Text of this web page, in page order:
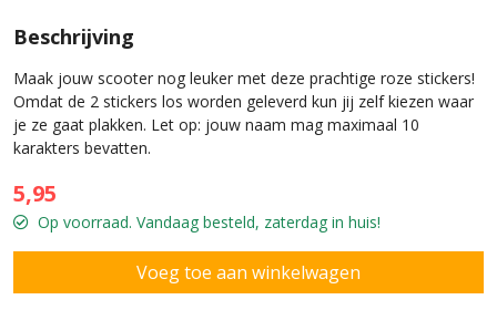
Beschrijving
Maak jouw scooter nog leuker met deze prachtige roze stickers!
Omdat de 2 stickers los worden geleverd kun jij zelf kiezen waar
je ze gaat plakken. Let op: jouw naam mag maximaal 10
karakters bevatten.
5,95
Op voorraad. Vandaag besteld, zaterdag in huis!